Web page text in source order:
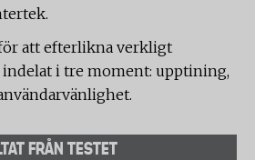
att efterlikna verkligt
indelat i tre moment: upptining,
FRÅN TESTET